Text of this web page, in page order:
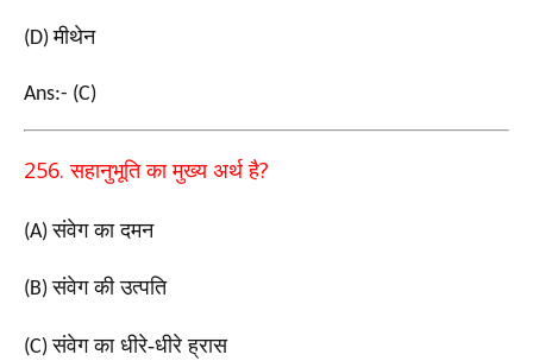
(D)मीथेन
Ans:- (C)
256.सहानुभूति का मुख्य अर्थ है?
(A)संवेग का दमन
(B)संवेग की उत्पति
(C)संवेग का धीरे-धीरे ह्रास